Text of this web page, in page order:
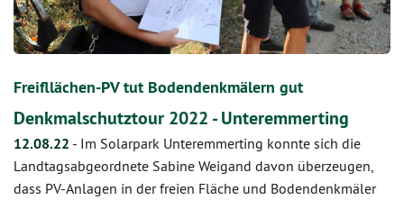
Freifllächen-PV tut Bodendenkmälern gut
Denkmalschutztour 2022 - Unteremmerting
12.08.22 - Im Solarpark Unteremmerting konnte sich die
Landtagsabgeordnete Sabine Weigand davon überzeugen,
dass PV-Anlagen in der freien Fläche und Bodendenkmäler